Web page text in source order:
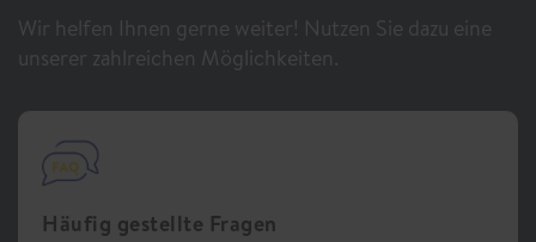
Wir helfen Ihnen gerne weiter! Nutzen Sie dazu eine
unserer zahlreichen Möglichkeiten.
Häufig gestellte Fragen